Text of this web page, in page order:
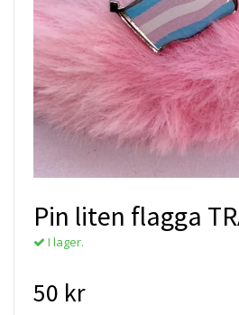
Pin liten flagga
I lager.
50 kr